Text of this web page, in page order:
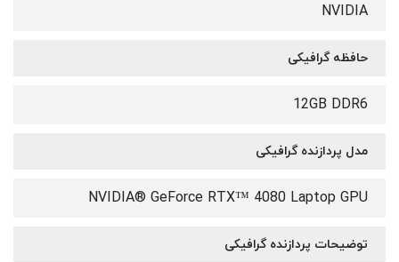
NVIDIA
حافظه گرافیکی
12GB DDR6
مدل پردازنده گرافیکی
NVIDIA® GeForce RTX™ 4080 Laptop GPU
توضیحات پردازنده گرافیکی